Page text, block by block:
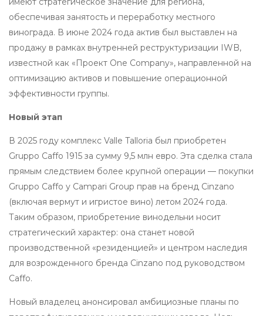
обеспечивая занятость и переработку местного
винограда. В июне 2024 года актив был выставлен на
продажу в рамках внутренней реструктуризации IWB,
известной как «Проект One Company», направленной на
оптимизацию активов и повышение операционной
эффективности группы.
Новый этап
В 2025 году комплекс Valle Talloria был приобретен
Gruppo Caffo 1915 за сумму 9,5 млн евро. Эта сделка стала
прямым следствием более крупной операции — покупки
Gruppo Caffo у Campari Group прав на бренд Cinzano
(включая вермут и игристое вино) летом 2024 года.
Таким образом, приобретение винодельни носит
стратегический характер: она станет новой
производственной «резиденцией» и центром наследия
для возрожденного бренда Cinzano под руководством
Caffo.
Новый владелец анонсировал амбициозные планы по